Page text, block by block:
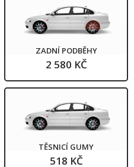
ZADNÍ PODBĚHY
2 580 KČ
TĚSNICÍ GUMY
518 KČ